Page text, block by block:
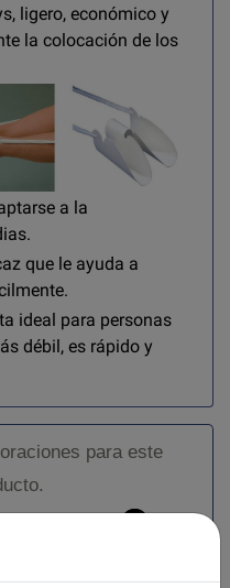
ligero, económico y
la colocación de los
a la
que le ayuda a
ideal para personas
débil, es rápido y
para este